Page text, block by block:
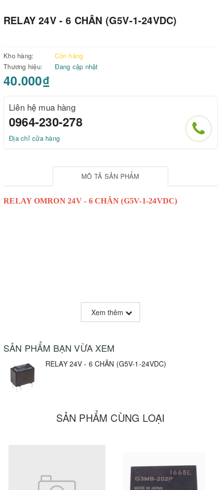
RELAY 24V - 6 CHÂN (G5V-1-24VDC)
Kho hàng:
Còn hàng
Thương hiệu:
Đang cập nhật
40.000₫
Liên hệ mua hàng
0964-230-278
Địa chỉ cửa hàng
MÔ TẢ SẢN PHẨM
RELAY OMRON 24V - 6 CHÂN (G5V-1-24VDC)
Xem thêm
SẢN PHẨM BẠN VỪA XEM
RELAY 24V - 6 CHÂN (G5V-1-24VDC)
SẢN PHẨM CÙNG LOẠI